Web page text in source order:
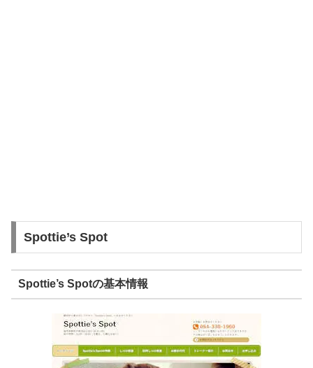
Spottie’s Spot
Spottie’s Spotの基本情報